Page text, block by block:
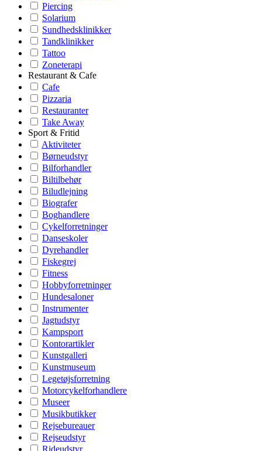
Piercing
Solarium
Sundhedsklinikker
Tandklinikker
Tattoo
Zoneterapi
Restaurant & Cafe
Cafe
Pizzaria
Restauranter
Take Away
Sport & Fritid
Aktiviteter
Børneudstyr
Bilforhandler
Biltilbehør
Biludlejning
Biografer
Boghandlere
Cykelforretninger
Danseskoler
Dyrehandler
Fiskegrej
Fitness
Hobbyforretninger
Hundesaloner
Instrumenter
Jagtudstyr
Kampsport
Kontorartikler
Kunstgalleri
Kunstmuseum
Legetøjsforretning
Motorcykelforhandlere
Museer
Musikbutikker
Rejsebureauer
Rejseudstyr
Rideudstyr